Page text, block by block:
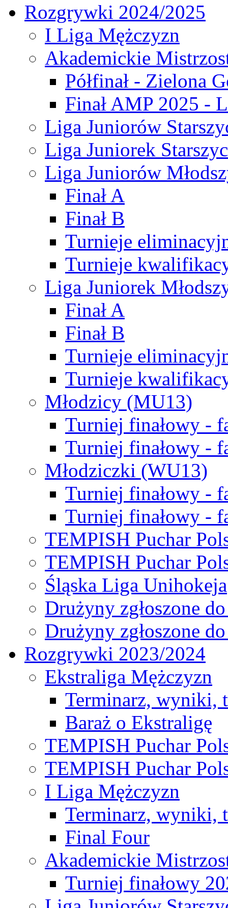
Rozgrywki 2024/2025
I Liga Mężczyzn
Akademickie
Półfinał - Zielona
Finał AMP 2025 -
Liga Juniorów
Liga Juniorek
Liga Juniorów
Finał A
Finał B
Turnieje
Turnieje
Liga Juniorek
Finał A
Finał B
Turnieje
Turnieje
Młodzicy (MU13)
Turniej finałowy -
Turniej finałowy -
Młodziczki (WU13)
Turniej finałowy -
Turniej finałowy -
TEMPISH Puchar
TEMPISH Puchar
Śląska Liga Unihokeja
Drużyny zgłoszone
Drużyny zgłoszone
Rozgrywki 2023/2024
Ekstraliga Mężczyzn
Terminarz, wyniki,
Baraż o Ekstraligę
TEMPISH Puchar
TEMPISH Puchar
I Liga Mężczyzn
Terminarz, wyniki,
Final Four
Akademickie
Turniej finałowy